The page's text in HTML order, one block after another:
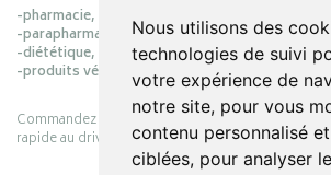
Nous utilisons des
technologies de suivi
votre expérience de
notre site, pour vous
contenu personnalisé
ciblées, pour analyser
-pharmacie,
-parapharmacie,
-diététique,
-produits vétérinaires.
Commandez simplement vos produits en ligne et
rapide au drive ou la livraison à domicile, en